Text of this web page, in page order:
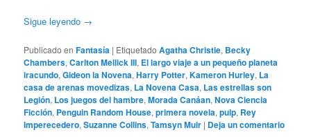
Sigue leyendo →
Publicado en Fantasía | Etiquetado Agatha Christie, Becky
Chambers,Carlton Mellick III, El largo viaje a un pequeño planeta
iracundo,Gideon la Novena,Harry Potter,Kameron Hurley, La
casa de arenas movedizas, La Novena Casa, Las estrellas son
Legión, Los juegos del hambre,Morada Canáan,Nova Ciencia
Ficción, Penguin Random House,primera novela,pulp, Rey
Imperecedero,Suzanne Collins,Tamsyn Muir | Deja un comentario